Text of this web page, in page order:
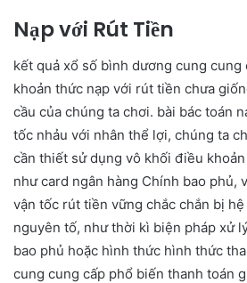
Nạp với Rút Tiền
kết quả xổ số bình dương cung cung
khoản thức nạp với rút tiền chưa
cầu của chúng ta chơi. bài bác toán
tốc nhảu với nhân thể lợi, chúng ta
cần thiết sử dụng vô khối điều
như card ngân hàng Chính bao phủ,
vận tốc rút tiền vững chắc chắn bị
nguyên tố, như thời kì biện pháp xử
bao phủ hoặc hình thức hình thức
cung cung cấp phổ biến thanh toán